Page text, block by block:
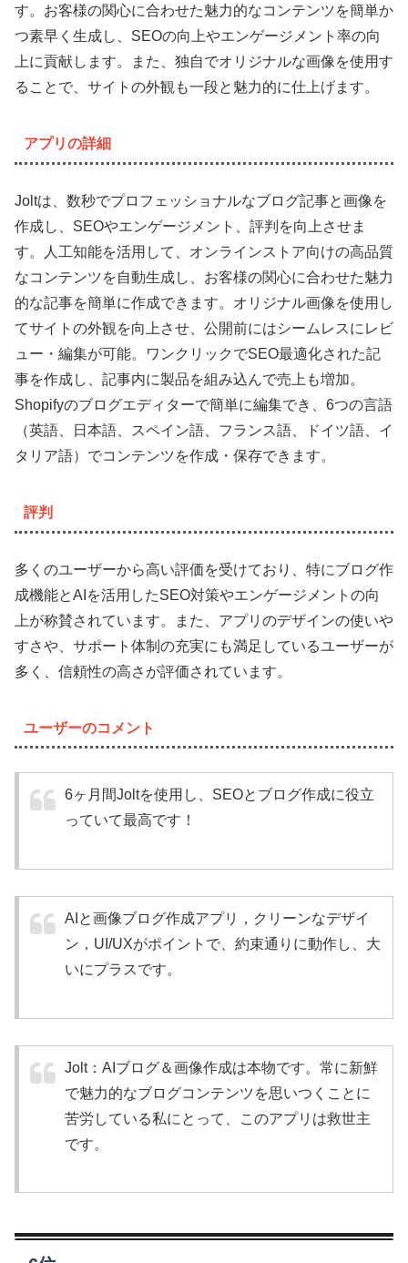
す。お客様の関心に合わせた魅力的なコンテンツを簡単か
つ素早く生成し、SEOの向上やエンゲージメント率の向
上に貢献します。また、独自でオリジナルな画像を使用す
ることで、サイトの外観も一段と魅力的に仕上げます。
アプリの詳細
Joltは、数秒でプロフェッショナルなブログ記事と画像を
作成し、SEOやエンゲージメント、評判を向上させま
す。人工知能を活用して、オンラインストア向けの高品質
なコンテンツを自動生成し、お客様の関心に合わせた魅力
的な記事を簡単に作成できます。オリジナル画像を使用し
てサイトの外観を向上させ、公開前にはシームレスにレビ
ュー・編集が可能。ワンクリックでSEO最適化された記
事を作成し、記事内に製品を組み込んで売上も増加。
Shopifyのブログエディターで簡単に編集でき、6つの言語
（英語、日本語、スペイン語、フランス語、ドイツ語、イ
タリア語）でコンテンツを作成・保存できます。
評判
多くのユーザーから高い評価を受けており、特にブログ作
成機能とAIを活用したSEO対策やエンゲージメントの向
上が称賛されています。また、アプリのデザインの使いや
すさや、サポート体制の充実にも満足しているユーザーが
多く、信頼性の高さが評価されています。
ユーザーのコメント
6ヶ月間Joltを使用し、SEOとブログ作成に役立
っていて最高です！
AIと画像ブログ作成アプリ，クリーンなデザイ
ン，UI/UXがポイントで、約束通りに動作し、大
いにプラスです。
Jolt：AIブログ＆画像作成は本物です。常に新鮮
で魅力的なブログコンテンツを思いつくことに
苦労している私にとって、このアプリは救世主
です。